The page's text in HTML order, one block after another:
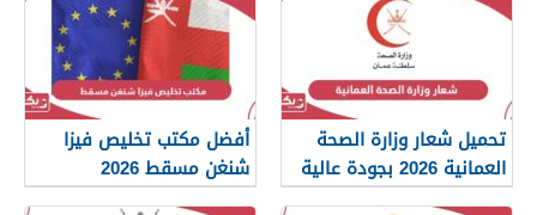
تحميل شعار وزارة الصحة
العمانية 2026 بجودة عالية
png
أفضل مكتب تخليص فيزا
شنغن مسقط 2026